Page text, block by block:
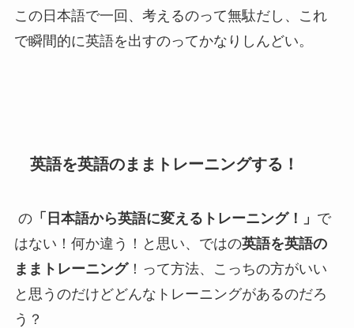
この日本語で一回、考えるのって無駄だし、これ
で瞬間的に英語を出すのってかなりしんどい。
英語を英語のままトレーニングする！
の「日本語から英語に変えるトレーニング！」 で
はない！何か違う！と思い、ではの英語を英語の
ままトレーニング！って方法、こっちの方がいい
と思うのだけどどんなトレーニングがあるのだろ
う？